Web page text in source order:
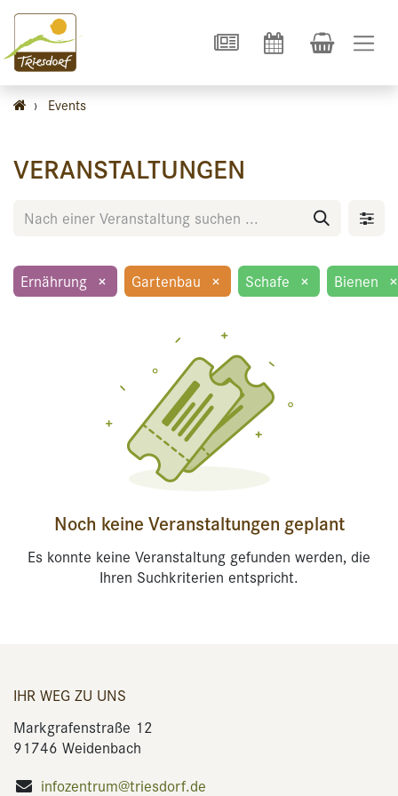
› Events
VERANSTALTUNGEN
Ernährung × Gartenbau × Schafe × Bienen ×
Noch keine Veranstaltungen geplant
Es konnte keine Veranstaltung gefunden werden, die
Ihren Suchkriterien entspricht.
IHR WEG ZU UNS
Markgrafenstraße 12
91746 Weidenbach
infozentrum@triesdorf.de